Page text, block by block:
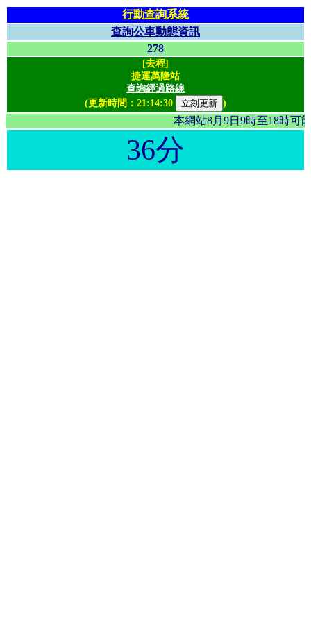
行動查詢系統
查詢公車動態資訊
278
[去程]
捷運萬隆站
查詢經過路線
(更新時間： 21:14:30 )
本網站8月9日9時至18
36分